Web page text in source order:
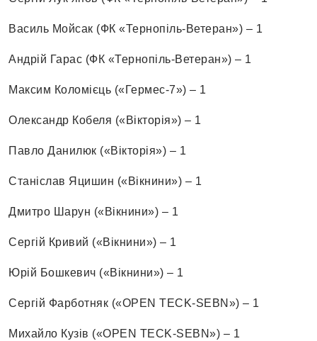
Василь Мойсак (ФК «Тернопіль-Ветеран») – 1
Андрій Гарас (ФК «Тернопіль-Ветеран») – 1
Максим Коломієць («Гермес-7») – 1
Олександр Кобеля («Вікторія») – 1
Павло Данилюк («Вікторія») – 1
Станіслав Яцишин («Вікнини») – 1
Дмитро Шарун («Вікнини») – 1
Сергій Кривий («Вікнини») – 1
Юрій Бошкевич («Вікнини») – 1
Сергій Фарботняк («OPEN TECK-SEBN») – 1
Михайло Кузів («OPEN TECK-SEBN») – 1